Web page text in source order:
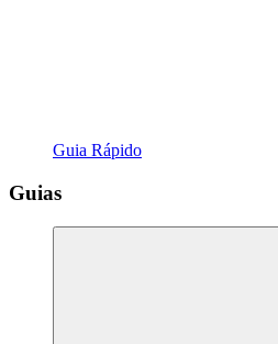
Guia Rápido
Guias